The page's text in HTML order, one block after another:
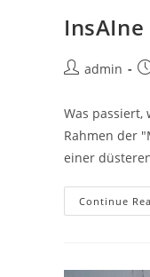
admin
Was passiert,
Rahmen der
einer
Continue